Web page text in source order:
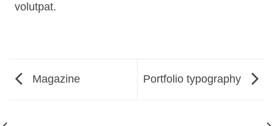
volutpat.
Magazine Portfolio typography